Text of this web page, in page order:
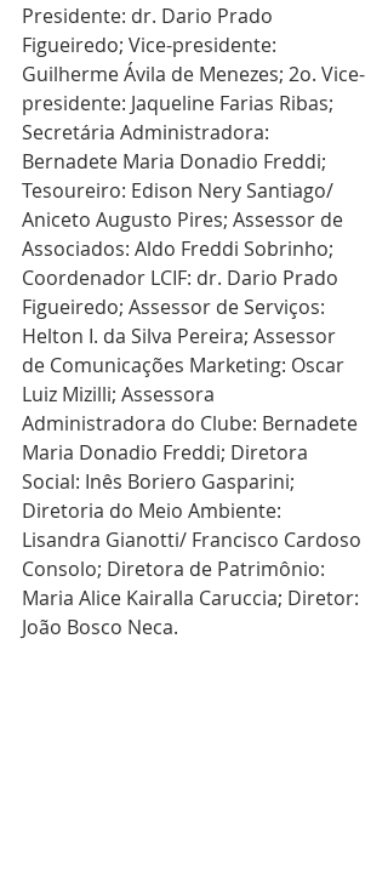
Presidente: dr. Dario Prado
Figueiredo; Vice-presidente:
Guilherme Ávila de Menezes; 2o. Vice-
presidente: Jaqueline Farias Ribas;
Secretária Administradora:
Bernadete Maria Donadio Freddi;
Tesoureiro: Edison Nery Santiago/
Aniceto Augusto Pires; Assessor de
Associados: Aldo Freddi Sobrinho;
Coordenador LCIF: dr. Dario Prado
Figueiredo; Assessor de Serviços:
Helton I. da Silva Pereira; Assessor
de Comunicações Marketing: Oscar
Luiz Mizilli; Assessora
Administradora do Clube: Bernadete
Maria Donadio Freddi; Diretora
Social: Inês Boriero Gasparini;
Diretoria do Meio Ambiente:
Lisandra Gianotti/ Francisco Cardoso
Consolo; Diretora de Patrimônio:
Maria Alice Kairalla Caruccia; Diretor:
João Bosco Neca.